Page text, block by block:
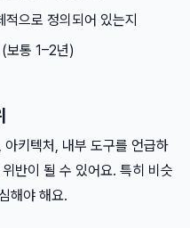
으로 정의되어 있는지
보통 1–2년)
키텍처, 내부 도구를 언급하
반이 될 수 있어요. 특히 비슷
해야 해요.